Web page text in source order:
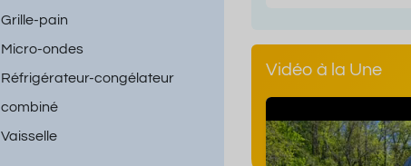
Grille-pain
Micro-ondes
Réfrigérateur-congélateur
combiné
Vaisselle
Vidéo à la Une